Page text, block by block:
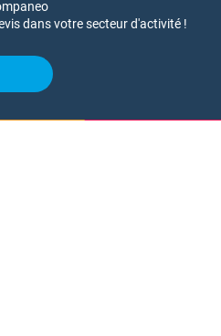
dans votre secteur d'activité !